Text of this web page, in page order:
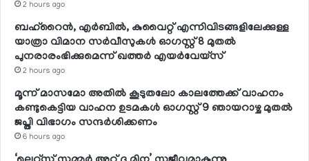
2 hours ago
ബഹ്റൈന്‍, എര്‍ബില്‍, കുവൈറ്റ് എന്നിവിടങ്ങളിലേക്കുള്ള
യാത്രാ വിമാന സര്‍വീസുകള്‍ ഓഗസ്റ്റ് 8 മുതല്‍
പുനരാരംഭിക്കുമെന്ന് ഖത്തര്‍ എയര്‍വേയ്സ്
2 hours ago
മൂന്ന് മാസമോ അതില്‍ കൂടുതലോ കാലത്തേക്ക് വാഹനം
കണ്ടുകെട്ടിയ വാഹന ഉടമകള്‍ ഓഗസ്റ്റ് 9 ഞായറാഴ്ച മുതല്‍
ജപ്തി വിഭാഗം സന്ദര്‍ശിക്കണം
6 hours ago